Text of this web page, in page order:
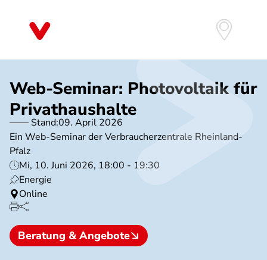
Web-Seminar: Photovoltaik für
Privathaushalte
Stand:09. April 2026
Ein Web-Seminar der Verbraucherzentrale Rheinland-
Pfalz
Mi, 10. Juni 2026, 18:00 - 19:30
Energie
Online
Beratung & Angebote